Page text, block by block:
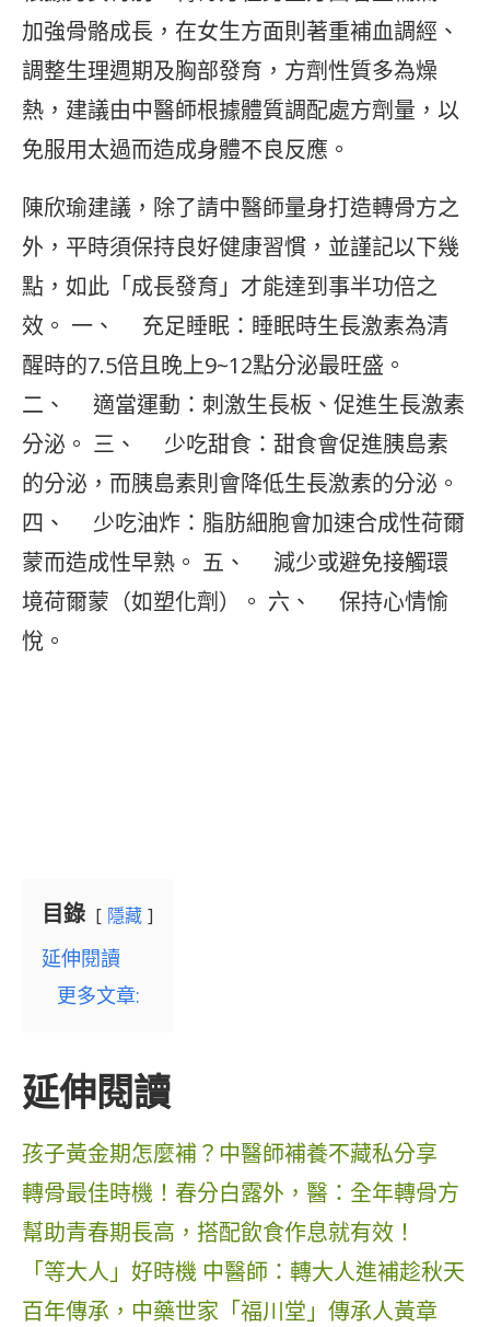
加強骨骼成長，在女生方面則著重補血調經、
調整生理週期及胸部發育，方劑性質多為燥
熱，建議由中醫師根據體質調配處方劑量，以
免服用太過而造成身體不良反應。
陳欣瑜建議，除了請中醫師量身打造轉骨方之
外，平時須保持良好健康習慣，並謹記以下幾
點，如此「成長發育」才能達到事半功倍之
效。 一、 充足睡眠：睡眠時生長激素為清
醒時的7.5倍且晚上9~12點分泌最旺盛。
二、 適當運動：刺激生長板、促進生長激素
分泌。 三、 少吃甜食：甜食會促進胰島素
的分泌，而胰島素則會降低生長激素的分泌。
四、 少吃油炸：脂肪細胞會加速合成性荷爾
蒙而造成性早熟。 五、 減少或避免接觸環
境荷爾蒙（如塑化劑）。 六、 保持心情愉
悅。
目錄 隱藏
延伸閱讀
更多文章:
延伸閱讀
孩子黃金期怎麼補？中醫師補養不藏私分享
轉骨最佳時機！春分白露外，醫：全年轉骨方
幫助青春期長高，搭配飲食作息就有效！
「等大人」好時機 中醫師：轉大人進補趁秋天
百年傳承，中藥世家「福川堂」傳承人黃章